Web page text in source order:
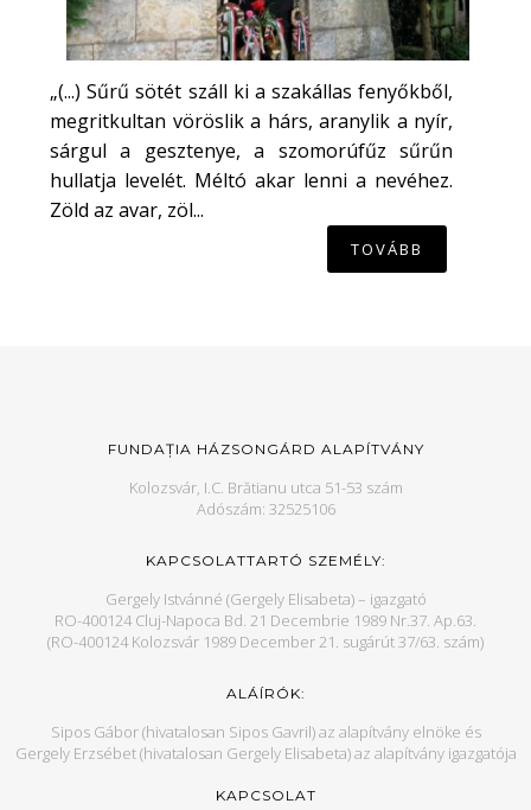
„(...) Sűrű sötét száll ki a szakállas fenyőkből,
megritkultan vöröslik a hárs, aranylik a nyír,
sárgul a gesztenye, a szomorúfűz sűrűn
hullatja levelét. Méltó akar lenni a nevéhez.
Zöld az avar, zöl...
TOVÁBB
FUNDAȚIA HÁZSONGÁRD ALAPÍTVÁNY
Kolozsvár, I.C. Brătianu utca 51-53 szám
Adószám: 32525106
KAPCSOLATTARTÓ SZEMÉLY:
Gergely Istvánné (Gergely Elisabeta) – igazgató
RO-400124 Cluj-Napoca Bd. 21 Decembrie 1989 Nr.37. Ap.63.
(RO-400124 Kolozsvár 1989 December 21. sugárút 37/63. szám)
ALÁÍRÓK:
Sipos Gábor (hivatalosan Sipos Gavril) az alapítvány elnöke és
Gergely Erzsébet (hivatalosan Gergely Elisabeta) az alapítvány igazgatója
KAPCSOLAT